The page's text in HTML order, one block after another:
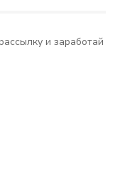
и заработай